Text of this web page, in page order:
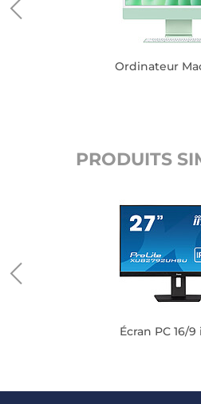
Ordinateur
PRODUITS
Écran PC 16/